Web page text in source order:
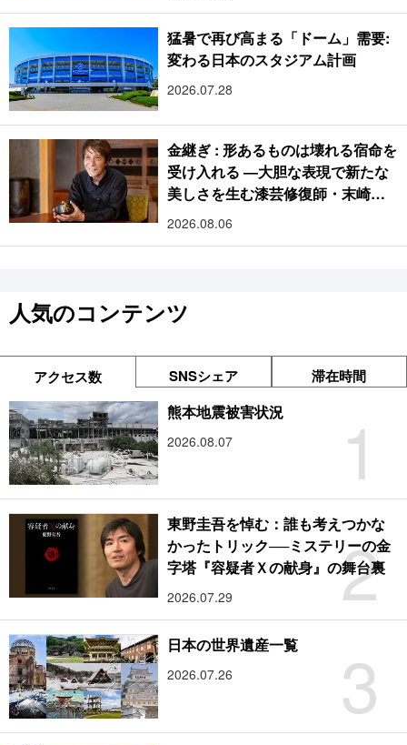
猛暑で再び高まる「ドーム」需要:
変わる日本のスタジアム計画
2026.07.28
金継ぎ : 形あるものは壊れる宿命を
受け入れる ―大胆な表現で新たな
美しさを生む漆芸修復師・末崎広
樹
2026.08.06
人気のコンテンツ
アクセス数 SNSシェア 滞在時間
1
熊本地震被害状況
2026.08.07
2
東野圭吾を悼む：誰も考えつかな
かったトリック──ミステリーの金
字塔『容疑者Ｘの献身』の舞台裏
2026.07.29
3
日本の世界遺産一覧
2026.07.26